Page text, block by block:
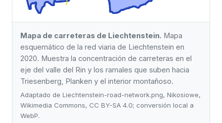
Mapa de carreteras de Liechtenstein. Mapa
esquemático de la red viaria de Liechtenstein en
2020. Muestra la concentración de carreteras en el
eje del valle del Rin y los ramales que suben hacia
Triesenberg, Planken y el interior montañoso.
Adaptado de Liechtenstein-road-network.png, Nikosiowe,
Wikimedia Commons, CC BY-SA 4.0; conversión local a
WebP.